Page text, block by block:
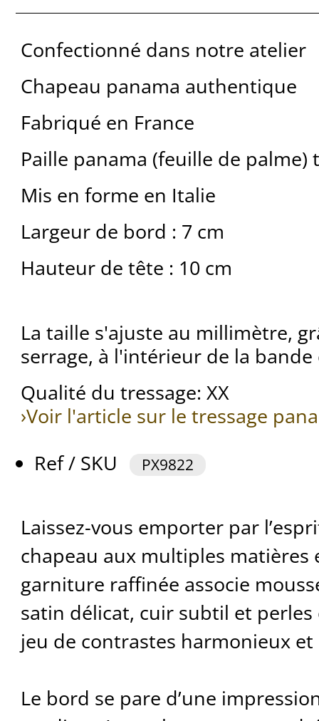
Confectionné dans notre atelier
Chapeau panama authentique
Fabriqué en France
Paille panama (feuille de palme)
Mis en forme en Italie
Largeur de bord : 7 cm
Hauteur de tête : 10 cm
La taille s'ajuste au millimètre,
serrage, à l'intérieur de la
Qualité du tressage: XX
›Voir l'article sur le tressage
Ref / SKU
PX9822
Laissez-vous emporter par
chapeau aux multiples matières
garniture raffinée associe
satin délicat, cuir subtil et
jeu de contrastes harmonieux
Le bord se pare d’une